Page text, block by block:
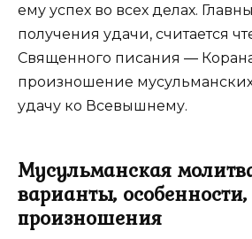
ему успех во всех делах.
получения удачи, считается
Священного писания ―
произношение
удачу ко Всевышнему.
Мусульманская
варианты,
произношения